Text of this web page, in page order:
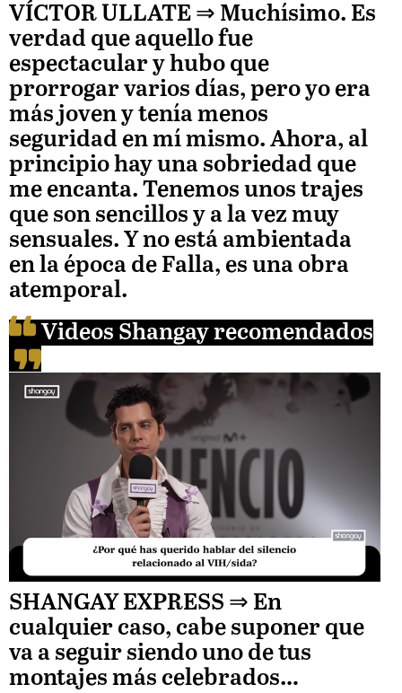
VÍCTOR ULLATE ⇒ Muchísimo. Es
verdad que aquello fue
espectacular y hubo que
prorrogar varios días, pero yo era
más joven y tenía menos
seguridad en mí mismo. Ahora, al
principio hay una sobriedad que
me encanta. Tenemos unos trajes
que son sencillos y a la vez muy
sensuales. Y no está ambientada
en la época de Falla, es una obra
atemporal.
Videos Shangay recomendados
Loaded
SHANGAY EXPRESS ⇒ En
cualquier caso, cabe suponer que
va a seguir siendo uno de tus
montajes más celebrados…